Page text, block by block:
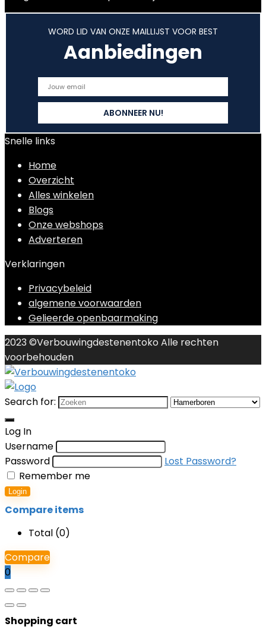
WORD LID VAN ONZE MAILLIJST VOOR BEST
Aanbiedingen
Snelle links
Home
Overzicht
Alles winkelen
Blogs
Onze webshops
Adverteren
Verklaringen
Privacybeleid
algemene voorwaarden
Gelieerde openbaarmaking
2023 ©Verbouwingdestenentoko Alle rechten
voorbehouden
Search for:
Log In
Username
Password
Lost Password?
Remember me
Login
Compare items
Total (0)
Compare
0
Shopping cart